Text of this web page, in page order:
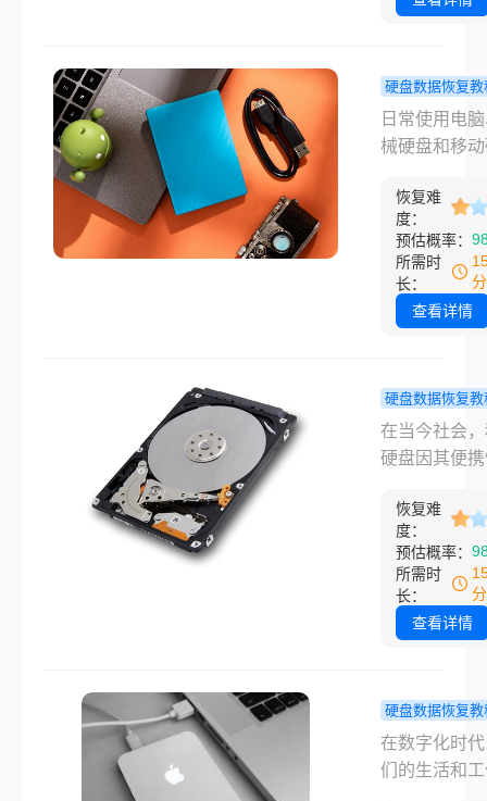
第二天就要
子，最后捞
成以上。从
我就特意研
文件怎么恢
白了就分几
况，每种都
的办法。
恢复数据，
说难也难说
简单，取决
到底坏到什
度。下面按
重、从自己
到得花钱找
的顺序，把
法说清楚，
辑故障、分
等常见情况。
硬盘数据恢复教
盘文件误删
救吗？普通
都在这！
日常使用电
械硬盘和移
碰到过误删
情况，辛苦
工作报表、
生活照片、
学习资料，
实不用过度
绝大多数普
操作都不会
彻底消失，
盘误删除的
么恢复，就
率找回丢失
本文按照从
易操作到专
修复的顺序
通误删、回
空、U盘误删
格式化等常
恢复难
度：
预估概率：
所需时
长：
查看详情
硬盘数据恢复教
动硬盘数据
怎么恢复？
在当今社会
硬盘因其便
成为许多人
存储设备。
移动硬盘的
失问题却是
户面临的一
是病毒攻击
丢失都可能
重的后果。
动硬盘数据
恢复难
度：
预估概率：
所需时
长：
查看详情
硬盘数据恢复教
脑硬盘坏了
恢复数据？
在数字化时
们的生活和